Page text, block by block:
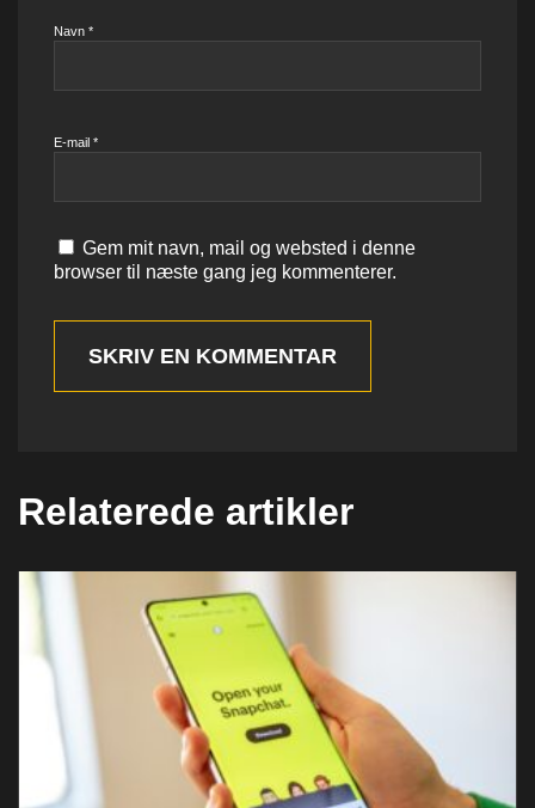
Navn *
E-mail *
Gem mit navn, mail og websted i denne
browser til næste gang jeg kommenterer.
SKRIV EN KOMMENTAR
Relaterede artikler